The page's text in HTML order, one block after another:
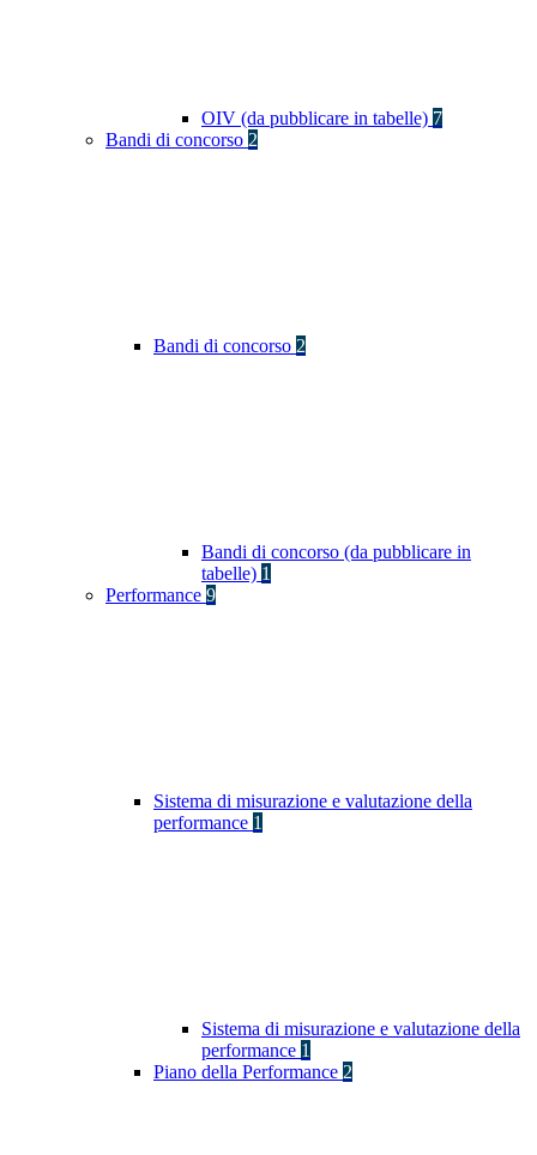
OIV (da pubblicare in tabelle) 7
Bandi di concorso 2
Bandi di concorso 2
Bandi di concorso (da pubblicare in
tabelle) 1
Performance 9
Sistema di misurazione e valutazione della
performance 1
Sistema di misurazione e valutazione della
performance 1
Piano della Performance 2